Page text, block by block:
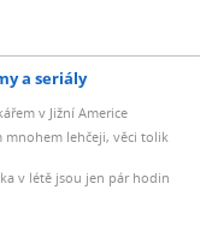
a seriály
v Jižní Americe
mnohem lehčeji, věci tolik
v létě jsou jen pár hodin